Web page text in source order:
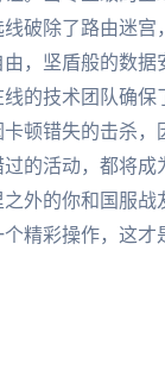
破除了路由迷宫
由，坚盾般的数据
的技术团队确保
顿错失的击杀，
的活动，都将成
外的你和国服战
精彩操作，这才